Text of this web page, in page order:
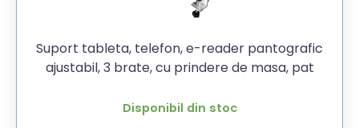
Suport tableta, telefon, e-reader pantografic
ajustabil, 3 brate, cu prindere de masa, pat
Disponibil din stoc